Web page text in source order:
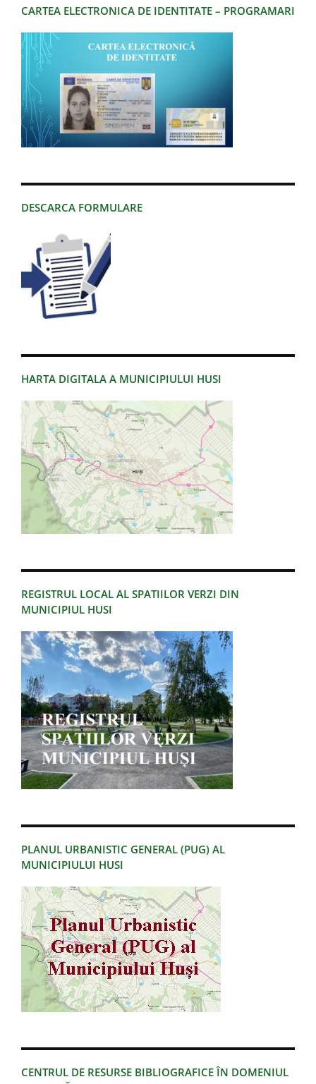
CARTEA ELECTRONICA DE IDENTITATE – PROGRAMARI
DESCARCA FORMULARE
HARTA DIGITALA A MUNICIPIULUI HUSI
REGISTRUL LOCAL AL SPATIILOR VERZI DIN
MUNICIPIUL HUSI
PLANUL URBANISTIC GENERAL (PUG) AL
MUNICIPIULUI HUSI
CENTRUL DE RESURSE BIBLIOGRAFICE ÎN DOMENIUL